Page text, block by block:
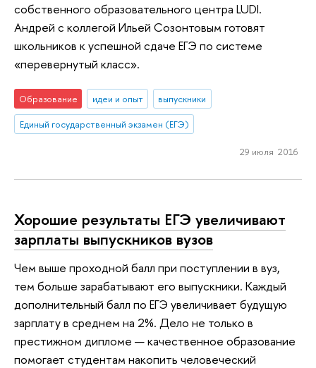
собственного образовательного центра LUDI.
Андрей с коллегой Ильей Созонтовым готовят
школьников к успешной сдаче ЕГЭ по системе
«перевернутый класс».
Образование идеи и опыт
выпускники
Единый государственный экзамен (ЕГЭ)
29 июля 2016
Хорошие результаты ЕГЭ увеличивают
зарплаты выпускников вузов
Чем выше проходной балл при поступлении в вуз,
тем больше зарабатывают его выпускники. Каждый
дополнительный балл по ЕГЭ увеличивает будущую
зарплату в среднем на 2%. Дело не только в
престижном дипломе — качественное образование
помогает студентам накопить человеческий